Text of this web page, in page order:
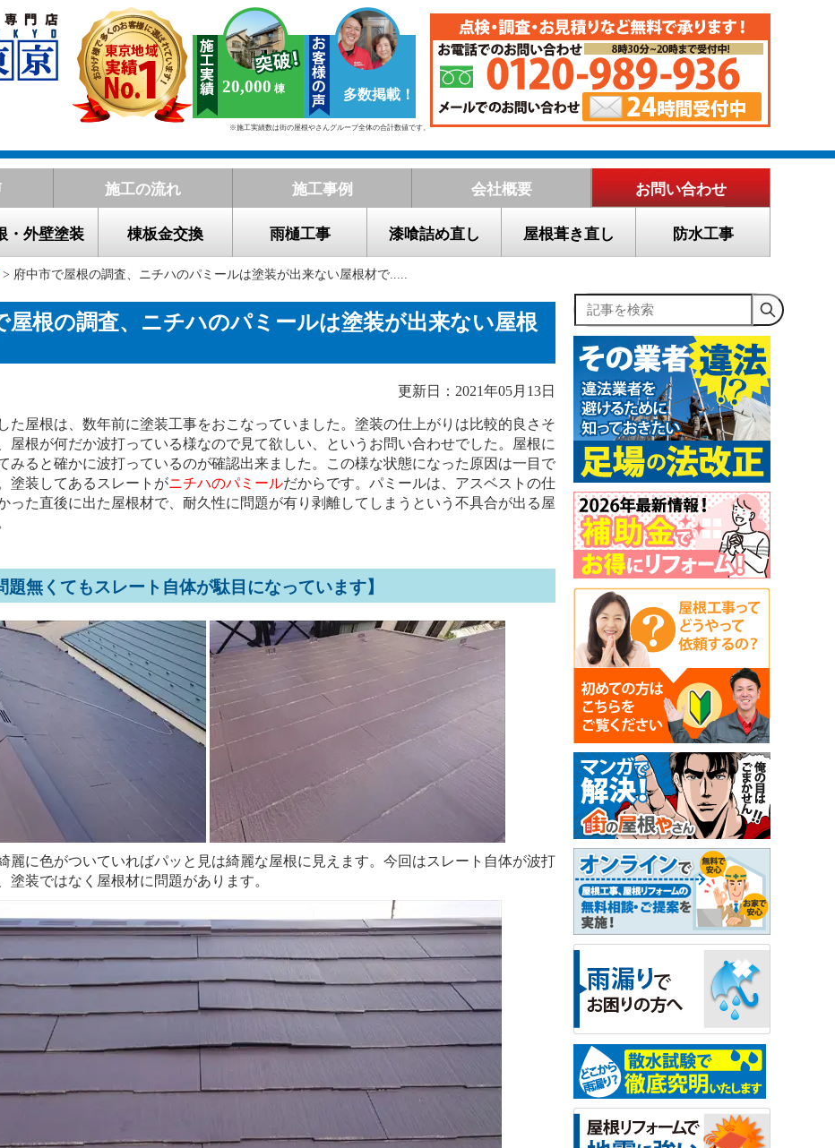
20,000 多数掲載！
※施工実績数は街の屋根やさんグループ全体の合計数値です。
施工の流れ 施工事例 会社概要 お問い合わせ
・外壁塗装 棟板金交換 雨樋工事 漆喰詰め直し 屋根葺き直し 防水工事
> 府中市で屋根の調査、ニチハのパミールは塗装が出来ない屋根材で.....
屋根の調査、ニチハのパミールは塗装が出来ない屋根
更新日：2021年05月13日
た屋根は、数年前に塗装工事をおこなっていました。塗装の仕上がりは比較的良さそ
屋根が何だか波打っている様なので見て欲しい、というお問い合わせでした。屋根に
みると確かに波打っているのが確認出来ました。この様な状態になった原因は一目で
塗装してあるスレートがニチハのパミールだからです。パミールは、アスベストの仕
った直後に出た屋根材で、耐久性に問題が有り剥離してしまうという不具合が出る屋
題無くてもスレート自体が駄目になっています】
麗に色がついていればパッと見は綺麗な屋根に見えます。今回はスレート自体が波打
塗装ではなく屋根材に問題があります。
記事を検索